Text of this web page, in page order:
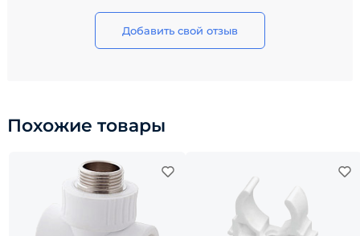
Добавить свой отзыв
Похожие товары